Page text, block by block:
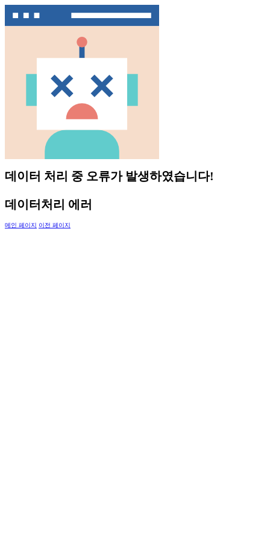
데이터 처리 중 오류가 발생하였습니다!
데이터처리 에러
메인 페이지 이전 페이지